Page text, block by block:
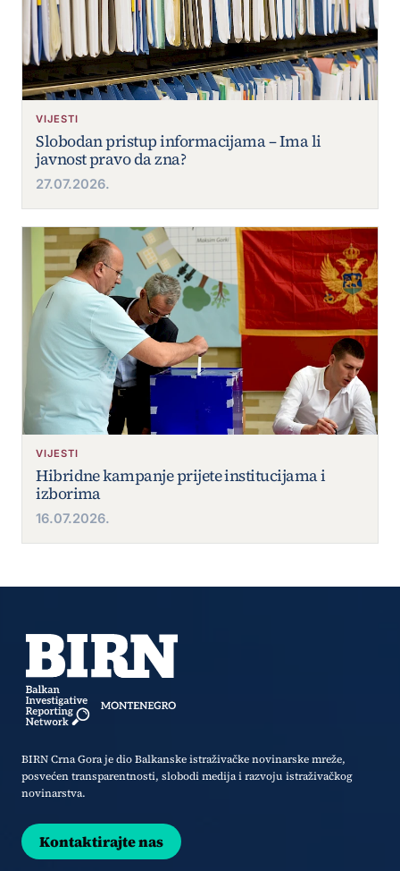
VIJESTI
Slobodan pristup informacijama – Ima li
javnost pravo da zna?
27.07.2026.
VIJESTI
Hibridne kampanje prijete institucijama i
izborima
16.07.2026.
BIRN Crna Gora je dio Balkanske istraživačke novinarske mreže,
posvećen transparentnosti, slobodi medija i razvoju istraživačkog
novinarstva.
Kontaktirajte nas